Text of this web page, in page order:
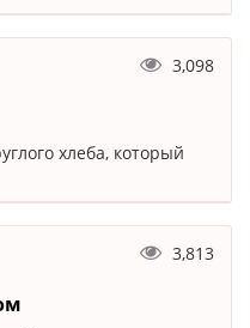
3,098
хлеба, который
3,813